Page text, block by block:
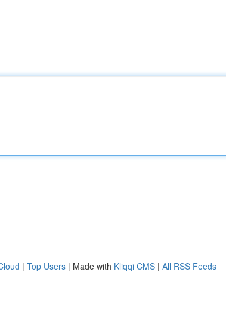
| Top Users | Made with Kliqqi CMS | All RSS Feeds